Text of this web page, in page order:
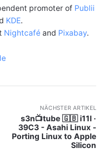
promoter of Publii
KDE.
Nightcaféand Pixabay.
NÄCHSTER ARTIKEL
s3n📺tube 🇬🇧 i11l ·
39C3 - Asahi Linux -
Porting Linux to Apple
Silicon